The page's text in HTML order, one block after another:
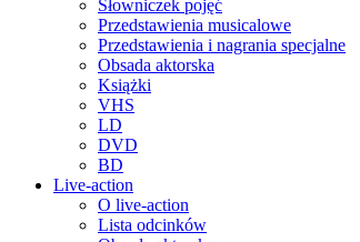
Słowniczek pojęć
Przedstawienia musicalowe
Przedstawienia i nagrania specjalne
Obsada aktorska
Książki
VHS
LD
DVD
BD
Live-action
O live-action
Lista odcinków